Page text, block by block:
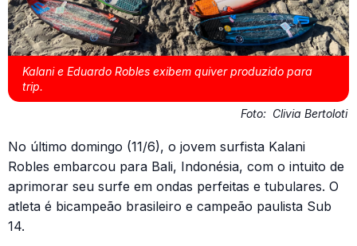
Kalani e Eduardo Robles exibem quiver produzido para
trip.
Foto: Clivia Bertoloti
No último domingo (11/6), o jovem surfista Kalani
Robles embarcou para Bali, Indonésia, com o intuito de
aprimorar seu surfe em ondas perfeitas e tubulares. O
atleta é bicampeão brasileiro e campeão paulista Sub
14.